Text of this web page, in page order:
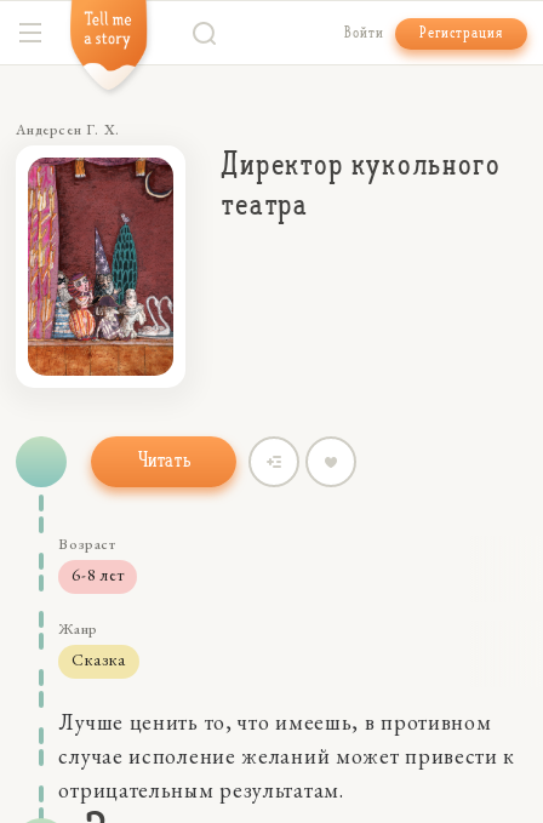
Войти Регистрация
Андерсен Г. Х.
Директор кукольного
театра
Читать
Возраст
6-8 лет
Жанр
Сказка
5-15 мин
Навыки
восприятие
Лучше ценить то, что имеешь, в противном
случае исполение желаний может привести к
отрицательным результатам.